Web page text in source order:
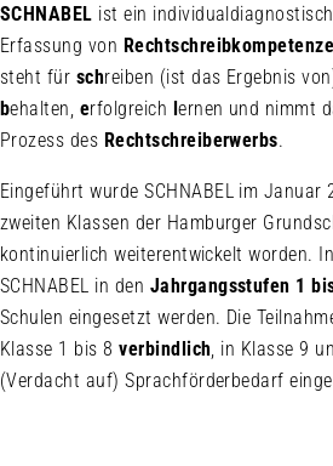
SCHNABEL ist ein
Erfassung von
steht für schreiben (ist das Ergebnis
behalten, erfolgreich lernen und nimmt
Prozess des Rechtschreiberwerbs.
Eingeführt wurde SCHNABEL im Januar
zweiten Klassen der Hamburger
kontinuierlich weiterentwickelt worden.
SCHNABEL in den Jahrgangsstufen 1
Schulen eingesetzt werden. Die
Klasse 1 bis 8verbindlich , in Klasse 9
(Verdacht auf) Sprachförderbedarf